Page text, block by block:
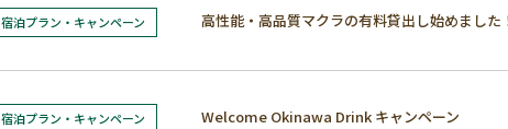
宿泊プラン・キャンペーン 高性能・高品質マクラの有料貸出し始めました
宿泊プラン・キャンペーン Welcome Okinawa Drink キャンペーン